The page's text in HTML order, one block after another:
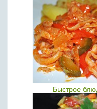
Быстрое